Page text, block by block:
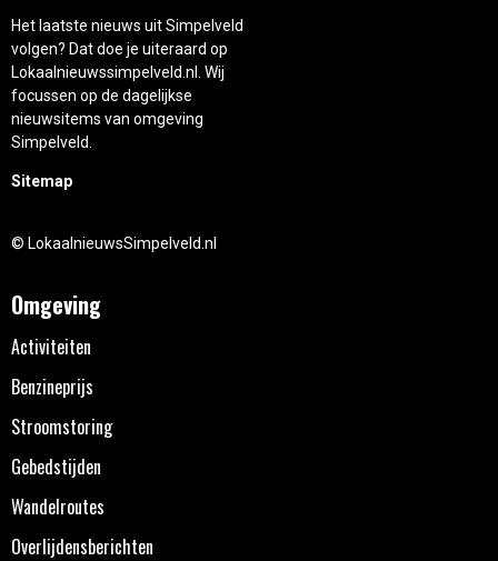
Het laatste nieuws uit Simpelveld
volgen? Dat doe je uiteraard op
Lokaalnieuwssimpelveld.nl. Wij
focussen op de dagelijkse
nieuwsitems van omgeving
Simpelveld.
Sitemap
© LokaalnieuwsSimpelveld.nl
Omgeving
Activiteiten
Benzineprijs
Stroomstoring
Gebedstijden
Wandelroutes
Overlijdensberichten